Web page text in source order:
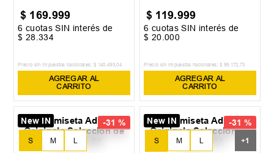
$ 169.999
6 cuotas SIN interés de
$ 28 .334
Precio sin impuestos nacionales: $ 140 495,04
AGREGAR AL
CARRITO
$ 119.999
6 cuotas SIN interés de
$ 20 .000
Precio sin impuestos nacionales: $ 99 172 73
AGREGAR AL
CARRITO
-31 %
New IN
S M L
-31 %
New IN
S M L +1